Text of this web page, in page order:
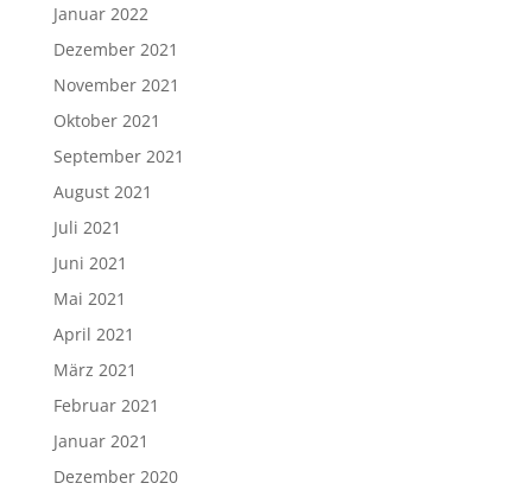
Januar 2022
Dezember 2021
November 2021
Oktober 2021
September 2021
August 2021
Juli 2021
Juni 2021
Mai 2021
April 2021
März 2021
Februar 2021
Januar 2021
Dezember 2020